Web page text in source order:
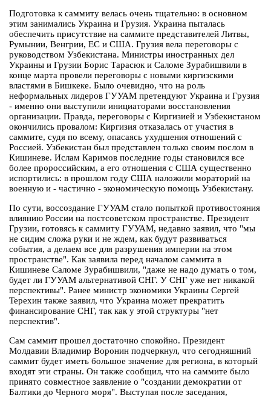
Подготовка к саммиту велась очень тщательно: в основном
этим занимались Украина и Грузия. Украина пыталась
обеспечить присутствие на саммите представителей Литвы,
Румынии, Венгрии, ЕС и США. Грузия вела переговоры с
руководством Узбекистана. Министры иностранных дел
Украины и Грузии Борис Тарасюк и Саломе Зурабишвили в
конце марта провели переговоры с новыми киргизскими
властями в Бишкеке. Было очевидно, что на роль
неформальных лидеров ГУУАМ претендуют Украина и Грузия
- именно они выступили инициаторами восстановления
организации. Правда, переговоры с Киргизией и Узбекистаном
окончились провалом: Киргизия отказалась от участия в
саммите, судя по всему, опасаясь ухудшения отношений с
Россией. Узбекистан был представлен только своим послом в
Кишиневе. Ислам Каримов последние годы становился все
более пророссийским, а его отношения с США существенно
испортились: в прошлом году США наложили мораторий на
военную и - частично - экономическую помощь Узбекистану.
По сути, воссоздание ГУУАМ стало попыткой противостояния
влиянию России на постсоветском пространстве. Президент
Грузии, готовясь к саммиту ГУУАМ, недавно заявил, что "мы
не сидим сложа руки и не ждем, как будут развиваться
события, а делаем все для разрушения империи на этом
пространстве". Как заявила перед началом саммита в
Кишиневе Саломе Зурабишвили, "даже не надо думать о том,
будет ли ГУУАМ альтернативой СНГ. У СНГ уже нет никакой
перспективы". Ранее министр экономики Украины Сергей
Терехин также заявил, что Украина может прекратить
финансирование СНГ, так как у этой структуры "нет
перспектив".
Сам саммит прошел достаточно спокойно. Президент
Молдавии Владимир Воронин подчеркнул, что сегодняшний
саммит будет иметь большое значение для региона, в который
входят эти страны. Он также сообщил, что на саммите было
принято совместное заявление о "создании демократии от
Балтики до Черного моря". Выступая после заседания,